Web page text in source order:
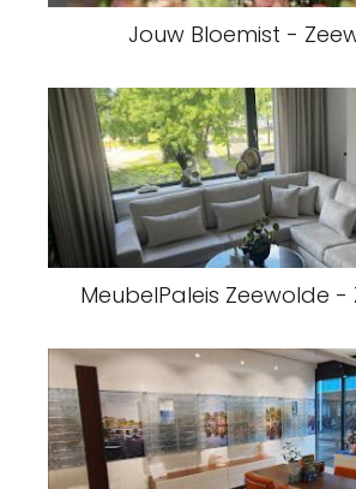
Jouw Bloemist -
MeubelPaleis Zeewolde -